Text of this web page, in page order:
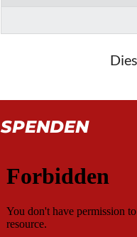
SPENDEN